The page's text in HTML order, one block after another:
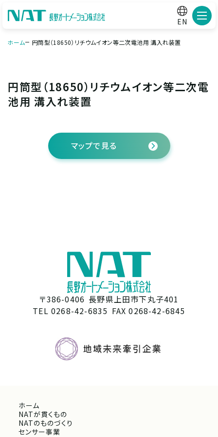
EN メニ
ホーム 円筒型（18650）リチウムイオン等二次電池用 溝入れ装置
円筒型（18650）リチウムイオン等二次電
池用 溝入れ装置
マップで見る
〒386-0406 長野県上田市下丸子401
TEL 0268-42-6835 FAX 0268-42-6845
ホーム
NATが貫くもの
NATのものづくり
センサー事業